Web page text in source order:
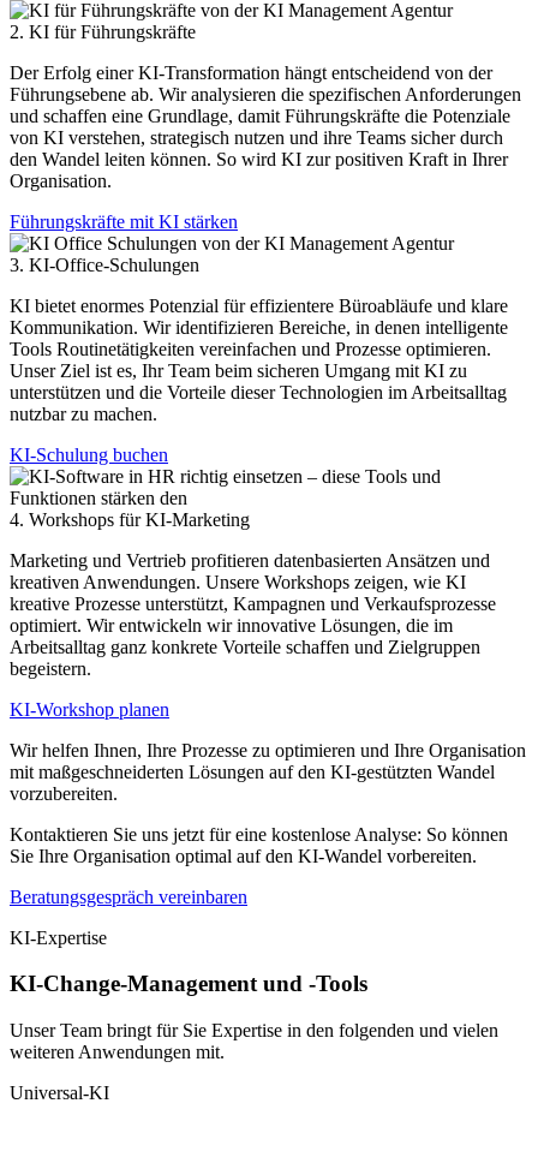
2. KI für Führungskräfte
Der Erfolg einer KI-Transformation hängt entscheidend von der
Führungsebene ab. Wir analysieren die spezifischen Anforderungen
und schaffen eine Grundlage, damit Führungskräfte die Potenziale
von KI verstehen, strategisch nutzen und ihre Teams sicher durch
den Wandel leiten können. So wird KI zur positiven Kraft in Ihrer
Organisation.
Führungskräfte mit KI stärken
3. KI-Office-Schulungen
KI bietet enormes Potenzial für effizientere Büroabläufe und klare
Kommunikation. Wir identifizieren Bereiche, in denen intelligente
Tools Routinetätigkeiten vereinfachen und Prozesse optimieren.
Unser Ziel ist es, Ihr Team beim sicheren Umgang mit KI zu
unterstützen und die Vorteile dieser Technologien im Arbeitsalltag
nutzbar zu machen.
KI-Schulung buchen
4. Workshops für KI-Marketing
Marketing und Vertrieb profitieren datenbasierten Ansätzen und
kreativen Anwendungen. Unsere Workshops zeigen, wie KI
kreative Prozesse unterstützt, Kampagnen und Verkaufsprozesse
optimiert. Wir entwickeln wir innovative Lösungen, die im
Arbeitsalltag ganz konkrete Vorteile schaffen und Zielgruppen
begeistern.
KI-Workshop planen
Wir helfen Ihnen, Ihre Prozesse zu optimieren und Ihre Organisation
mit maßgeschneiderten Lösungen auf den KI-gestützten Wandel
vorzubereiten.
Kontaktieren Sie uns jetzt für eine kostenlose Analyse: So können
Sie Ihre Organisation optimal auf den KI-Wandel vorbereiten.
Beratungsgespräch vereinbaren
KI-Expertise
KI-Change-Management und -Tools
Unser Team bringt für Sie Expertise in den folgenden und vielen
weiteren Anwendungen mit.
Universal-KI